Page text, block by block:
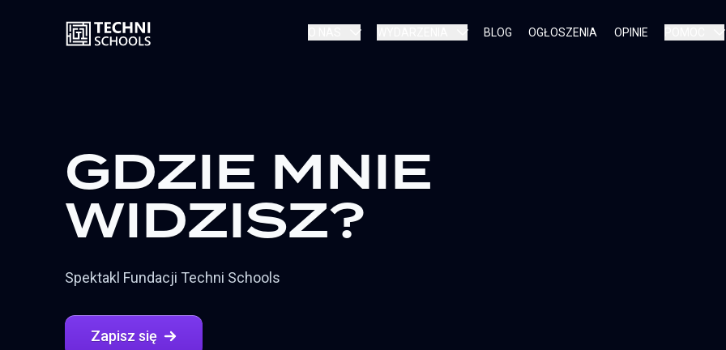
BLOG OGŁOSZENIA OPINIE
GDZIE MNIE
WIDZISZ?
Spektakl Fundacji Techni Schools
Zapisz się